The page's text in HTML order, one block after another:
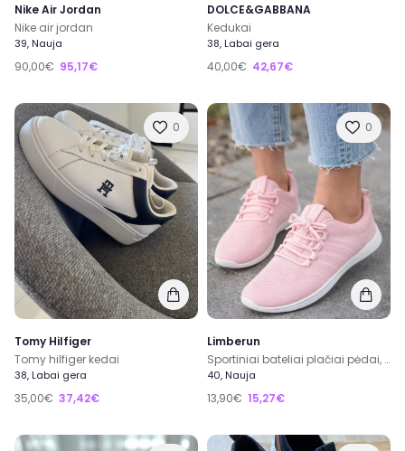
Nike Air Jordan
Nike air jordan
39, Nauja
90,00€ 95,17€
DOLCE&GABBANA
Kedukai
38, Labai gera
40,00€ 42,67€
0
Tomy Hilfiger
Tomy hilfiger kedai
38, Labai gera
35,00€ 37,42€
0
Limberun
Sportiniai bateliai plačiai pėdai, zero Drop
40, Nauja
13,90€ 15,27€